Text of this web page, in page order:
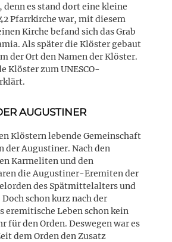
denn es stand dort eine kleine
Pfarrkirche war, mit diesem
Kirche befand sich das Grab
Als später die Klöster gebaut
der Ort den Namen der Klöster.
Klöster zum UNESCO-
AUGUSTINER
Klöstern lebende Gemeinschaft
der Augustiner. Nach den
Karmeliten und den
die Augustiner-Eremiten der
des Spätmittelalters und
schon kurz nach der
eremitische Leben schon kein
für den Orden. Deswegen war es
dem Orden den Zusatz